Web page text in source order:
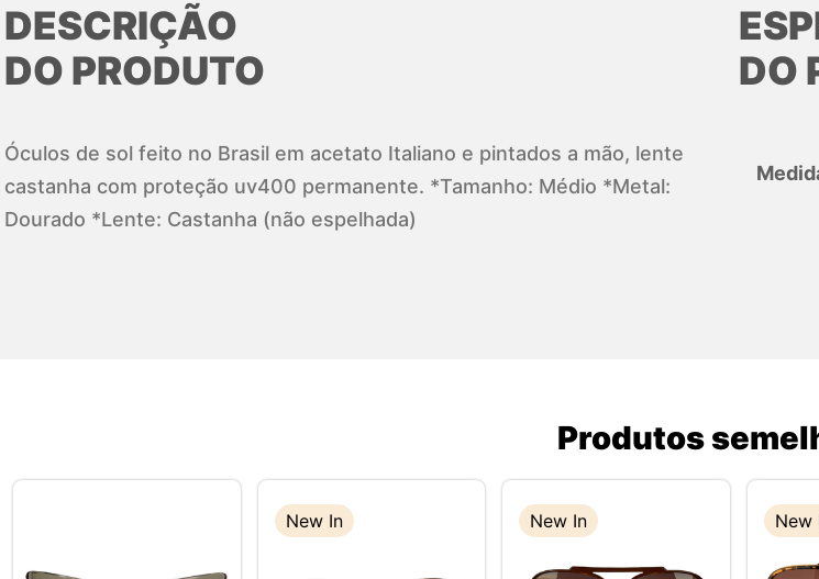
DESCRIÇÃO
DO PRODUTO
Óculos de sol feito no Brasil em acetato Italiano e pintados a mão, lente
castanha com proteção uv400 permanente. *Tamanho: Médio *Metal:
Dourado *Lente: Castanha (não espelhada)
DO
Produtos
New In New In New